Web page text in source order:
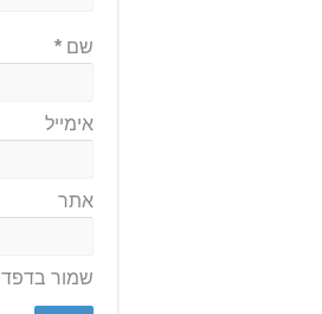
שם*
אימייל
אתר
שמור